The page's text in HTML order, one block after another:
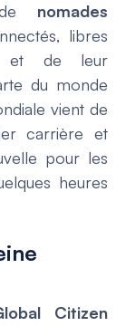
nomades
libres
et de leur
du monde
vient de
carrière et
pour les
heures
Citizen